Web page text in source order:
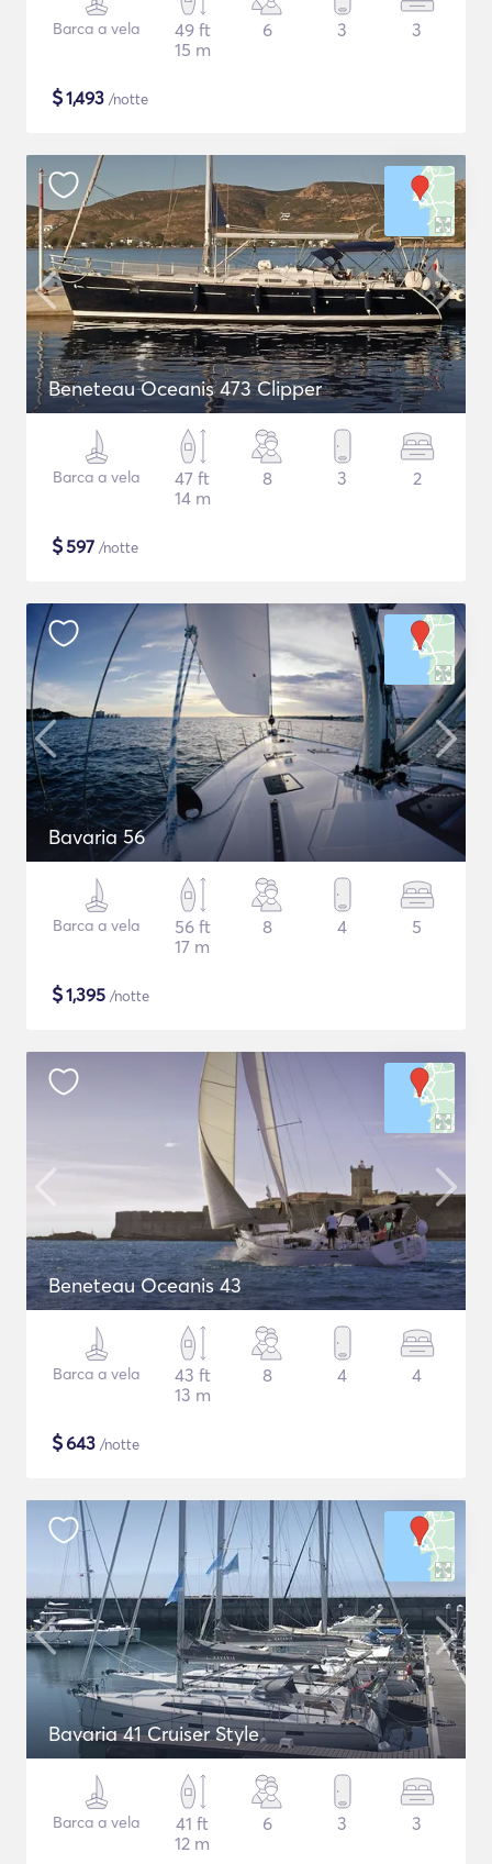
Barca a vela
49 ft
15 m
6 3 3
$1,493 /notte
Beneteau Oceanis 473 Clipper
Barca a vela
47 ft
14 m
8 3 2
$597 /notte
Bavaria 56
Barca a vela
56 ft
17 m
8 4 5
$1,395 /notte
Beneteau Oceanis 43
Barca a vela
43 ft
13 m
8 4 4
$643 /notte
Bavaria 41 Cruiser Style
Barca a vela
41 ft
12 m
6 3 3